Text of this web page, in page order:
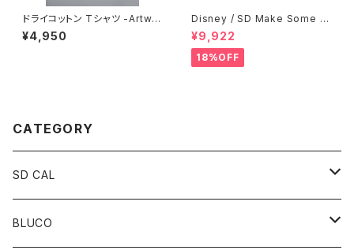
ドライコットン Tシャツ -Artwor
k by JACK-O’ ART WORKS
-
¥4,950
Disney / SD Make Some N
oise T
¥9,922
18%OFF
CATEGORY
SD CAL
Top
BLUCO